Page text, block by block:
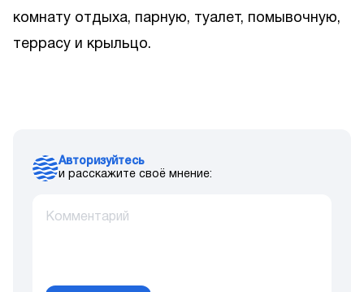
комнату отдыха, парную, туалет, помывочную,
террасу и крыльцо.
Авторизуйтесь
и расскажите своё мнение: